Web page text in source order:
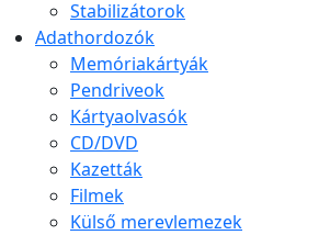
Stabilizátorok
Adathordozók
Memóriakártyák
Pendriveok
Kártyaolvasók
CD/DVD
Kazetták
Filmek
Külső merevlemezek